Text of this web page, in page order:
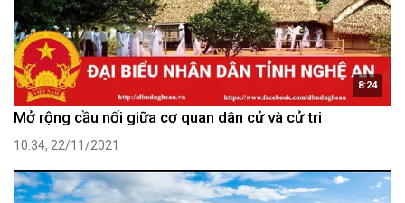
8:24
Mở rộng cầu nối giữa cơ quan dân cử và cử tri
10:34, 22/11/2021